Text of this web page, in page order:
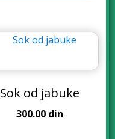
Sok od jabuke
300.00 din